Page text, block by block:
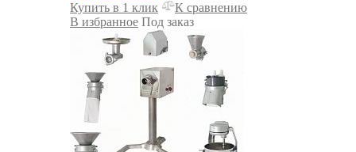
Купить в 1 клик
К сравнению
В избранное Под заказ